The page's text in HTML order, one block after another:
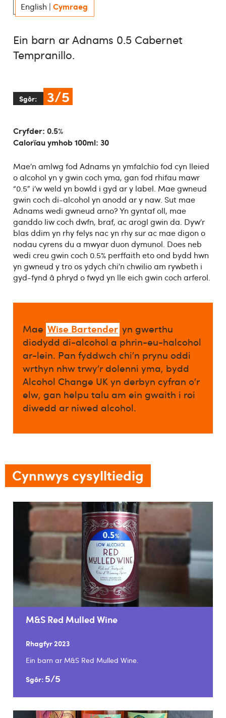
English | Cymraeg
Ein barn ar Adnams 0.5 Cabernet
Tempranillo.
Sgôr: 3/5
Cryfder: 0.5%
Calorïau ymhob 100ml: 30
Mae’n amlwg fod Adnams yn ymfalchïo fod cyn lleied
o alcohol yn y gwin coch yma, gan fod rhifau mawr
“0.5” i’w weld yn bowld i gyd ar y label. Mae gwneud
gwin coch di-alcohol yn anodd ar y naw. Sut mae
Adnams wedi gwneud arno? Yn gyntaf oll, mae
ganddo liw coch dwfn, braf, ac arogl gwin da. Dyw’r
blas ddim yn rhy felys nac yn rhy sur ac mae digon o
nodau cyrens du a mwyar duon dymunol. Does neb
wedi creu gwin coch 0.5% perffaith eto ond bydd hwn
yn gwneud y tro os ydych chi’n chwilio am rywbeth i
gyd-fynd â phryd o fwyd yn lle eich gwin coch arferol.
Mae Wise Bartender yn gwerthu
diodydd di-alcohol a phrin-eu-halcohol
ar-lein. Pan fyddwch chi’n prynu oddi
wrthyn nhw trwy’r dolenni yma, bydd
Alcohol Change UK yn derbyn cyfran o’r
elw, gan helpu talu am ein gwaith i roi
diwedd ar niwed alcohol.​
Cynnwys cysylltiedig
M&S Red Mulled Wine
Rhagfyr 2023
Ein barn ar M&S Red Mulled Wine.
Sgôr: 5/5